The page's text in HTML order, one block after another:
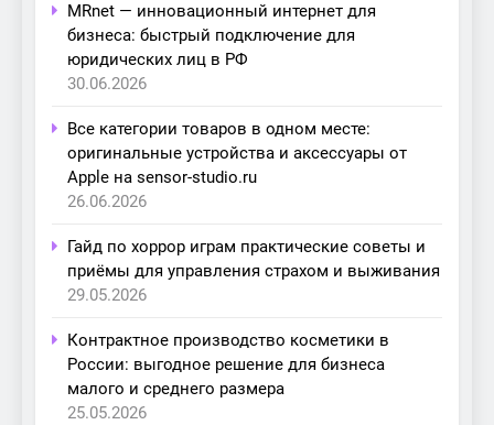
MRnet — инновационный интернет для
бизнеса: быстрый подключение для
юридических лиц в РФ
30.06.2026
Все категории товаров в одном месте:
оригинальные устройства и аксессуары от
Apple на sensor-studio.ru
26.06.2026
Гайд по хоррор играм практические советы и
приёмы для управления страхом и выживания
29.05.2026
Контрактное производство косметики в
России: выгодное решение для бизнеса
малого и среднего размера
25.05.2026